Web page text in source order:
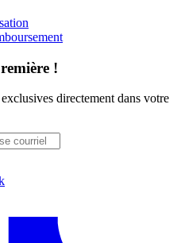
!
directement dans votre